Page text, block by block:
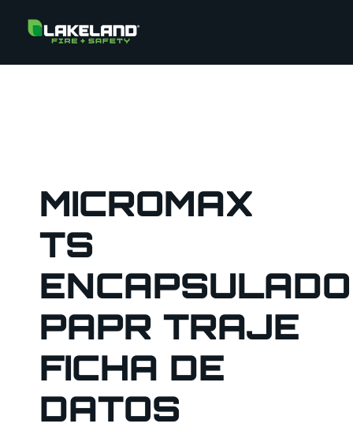
MICROMAX
TS
ENCAPSULADO
PAPR TRAJE
FICHA DE
DATOS